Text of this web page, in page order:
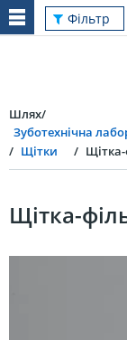
Фільтр
Шлях
Зуботехнічна
Щітки
Щітка-